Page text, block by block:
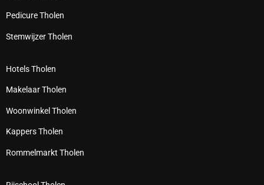
Pedicure Tholen
Stemwijzer Tholen
Hotels Tholen
Makelaar Tholen
Woonwinkel Tholen
Kappers Tholen
Rommelmarkt Tholen